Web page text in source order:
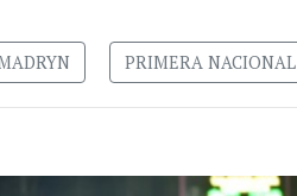
PRIMERA NACIONAL